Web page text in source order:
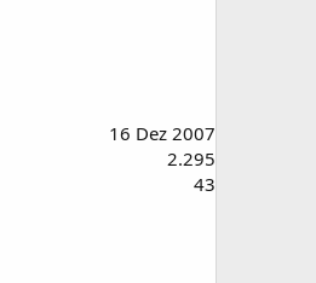
16 Dez 2007
2.295
43